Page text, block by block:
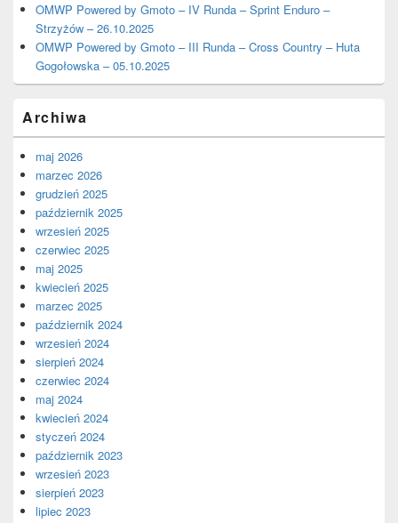
OMWP Powered by Gmoto – IV Runda – Sprint Enduro –
Strzyżów – 26.10.2025
OMWP Powered by Gmoto – III Runda – Cross Country – Huta
Gogołowska – 05.10.2025
Archiwa
maj 2026
marzec 2026
grudzień 2025
październik 2025
wrzesień 2025
czerwiec 2025
maj 2025
kwiecień 2025
marzec 2025
październik 2024
wrzesień 2024
sierpień 2024
czerwiec 2024
maj 2024
kwiecień 2024
styczeń 2024
październik 2023
wrzesień 2023
sierpień 2023
lipiec 2023